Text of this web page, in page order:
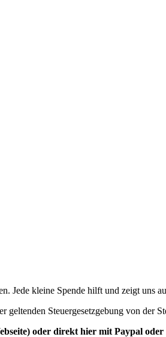
Jede kleine Spende hilft und zeigt uns
Steuergesetzgebung von der
oder direkt hier mit Paypal